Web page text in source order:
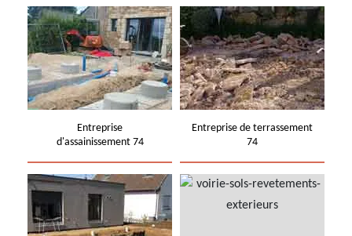
Entreprise
d'assainissement 74
Entreprise de terrassement
74